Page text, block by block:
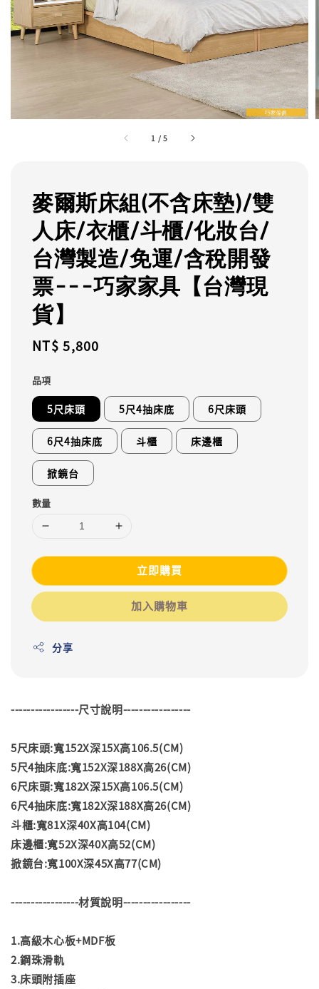
1 /5
麥爾斯床組(不含床墊)/雙
人床/衣櫃/斗櫃/化妝台/
台灣製造/免運/含稅開發
票---巧家家具【台灣現
貨】
Regular
NT$ 5,800
品項
5尺床頭 5尺4抽床底 6尺床頭
6尺4抽床底 斗櫃 床邊櫃
掀鏡台
數量
立即購買
加入購物車
分享
-----------------尺寸說明-----------------
5尺床頭:寬152X深15X高106.5(CM)
5尺4抽床底:寬152X深188X高26(CM)
6尺床頭:寬182X深15X高106.5(CM)
6尺4抽床底:寬182X深188X高26(CM)
斗櫃:寬81X深40X高104(CM)
床邊櫃:寬52X深40X高52(CM)
掀鏡台:寬100X深45X高77(CM)
-----------------材質說明-----------------
1.高級木心板+MDF板
2.鋼珠滑軌
3.床頭附插座